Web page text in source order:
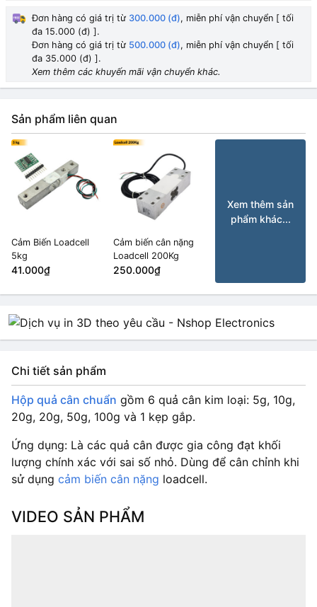
Đơn hàng có giá trị từ 300.000 (đ), miễn phí vận chuyển [ tối
đa 15.000 (đ) ].
Đơn hàng có giá trị từ 500.000 (đ), miễn phí vận chuyển [ tối
đa 35.000 (đ) ].
Xem thêm các khuyến mãi vận chuyển khác.
Sản phẩm liên quan
Cảm Biến Loadcell
5kg
41.000₫
Cảm biến cân nặng
Loadcell 200Kg
250.000₫
Xem thêm sản
phẩm khác...
Chi tiết sản phẩm
Hộp quả cân chuẩn gồm 6 quả cân kim loại: 5g, 10g,
20g, 20g, 50g, 100g và 1 kẹp gắp.
Ứng dụng: Là các quả cân được gia công đạt khối
lượng chính xác với sai số nhỏ. Dùng để cân chỉnh khi
sử dụng cảm biến cân nặng loadcell.
VIDEO SẢN PHẨM